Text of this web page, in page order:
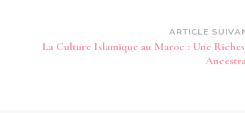
ARTICLE
La Culture Islamique au Maroc : Une